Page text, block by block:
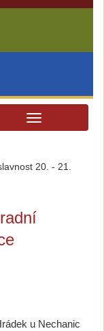
20. - 21.
u Nechanic